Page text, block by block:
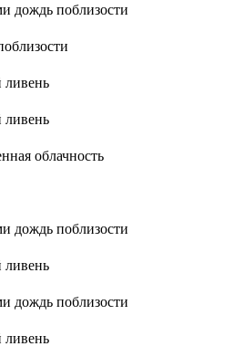
дождь поблизости
ливень
ливень
облачность
дождь поблизости
ливень
дождь поблизости
ливень